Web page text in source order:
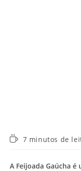
Tempo7 minutos de
A Feijoada Gaúcha é